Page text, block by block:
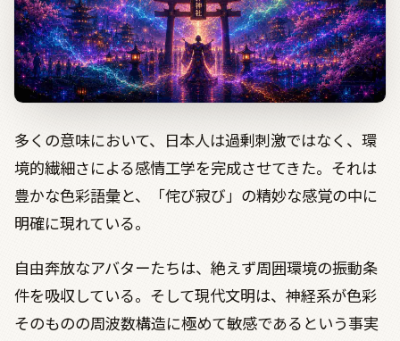
多くの意味において、日本人は過剰刺激ではなく、環
境的繊細さによる感情工学を完成させてきた。それは
豊かな色彩語彙と、「侘び寂び」の精妙な感覚の中に
明確に現れている。
自由奔放なアバターたちは、絶えず周囲環境の振動条
件を吸収している。そして現代文明は、神経系が色彩
そのものの周波数構造に極めて敏感であるという事実